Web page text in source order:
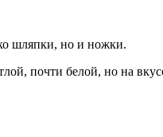
шляпки, но и ножки.
почти белой, но на